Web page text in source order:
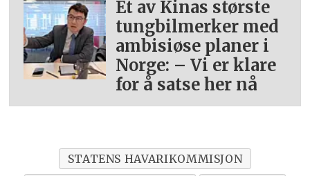
Et av Kinas største
tungbilmerker med
ambisiøse planer i
Norge: – Vi er klare
for å satse her nå
STATENS HAVARIKOMMISJON